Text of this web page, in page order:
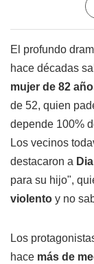
El profundo
hace décadas
mujer de 82
de 52, quien
depende 100%
Los vecinos
destacaron a
para su hijo",
violento y no
Los
hace más de